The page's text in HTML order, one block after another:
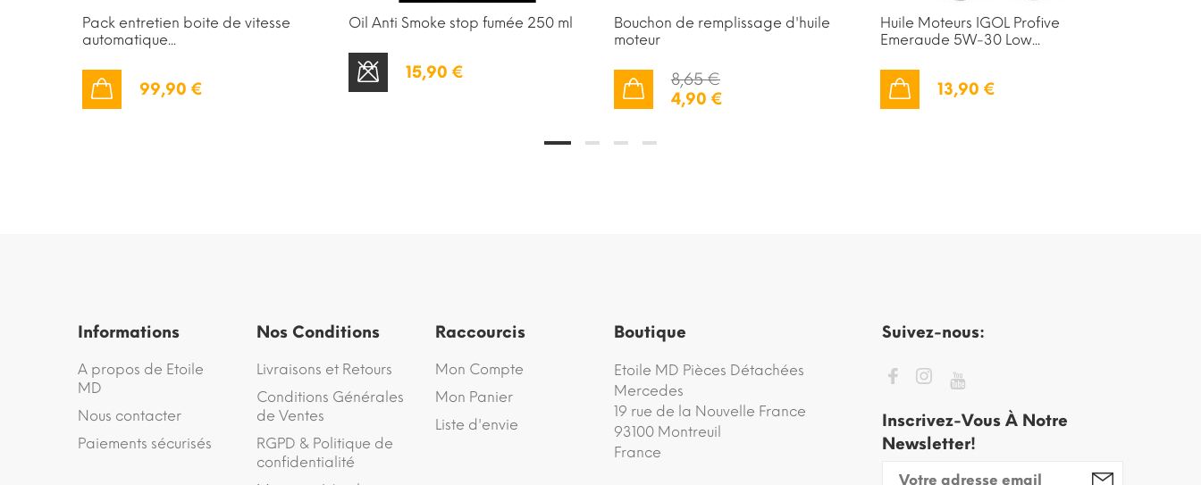
Pack entretien boite de vitesse
automatique...
99,90 €
Oil Anti Smoke stop fumée 250 ml
15,90 €
Bouchon de remplissage d'huile
moteur
8,65 €
4,90 €
Huile Moteurs IGOL Profive
Emeraude 5W-30 Low...
13,90 €
Informations
A propos de Etoile
MD
Nous contacter
Paiements sécurisés
Nos Conditions
Livraisons et Retours
Conditions Générales
de Ventes
RGPD & Politique de
confidentialité
Raccourcis
Mon Compte
Mon Panier
Liste d'envie
Boutique
Etoile MD Pièces Détachées
Mercedes
19 rue de la Nouvelle France
93100 Montreuil
France
Suivez-nous:
Inscrivez-Vous À Notre
Newsletter!